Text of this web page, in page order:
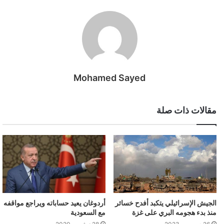
جميع البنوك الدولية من القيود السابقة على التعامل بالليرة.
معظم فترات العام لدعم الليرة.
وفي حين لزم الزعماء السياسيون الصمت، قال البنك المركزي أمس
إنه سيستخدم جميع الوسائل للحد من التقلبات المفرطة في السوق.
وقالت الهيئة المنظمة لعمل البنوك إنها أعفت جميع المقرضين
الدوليين من بعض القيود المفروضة على تبادل النقد الأجنبي.
ويتوقع الخبراء الاقتصاديون ركودا مؤلماً، إذ إن الاقتصاد أصبح “نقطة
ضعفه”، وفق قول سونر كاجابتاي من معهد واشنطن لسياسة الشرق
Mohamed Sayed
مقالات ذات صلة
الجيش الإسرائيلي يتكبد أفدح خسائر
منذ بدء هجومه البري على غزة
أردوغان يعيد حساباته ويراجع مواقفه
مع السعودية